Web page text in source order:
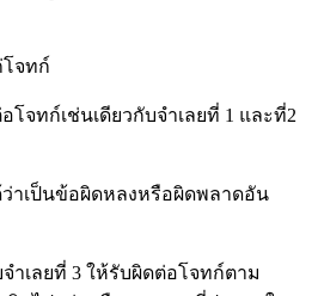
โจทก์
จทก์เช่นเดียวกับจำเลยที่ 1 และที่2
ว่าเป็นข้อผิดหลงหรือผิดพลาดอัน
ำเลยที่ 3 ให้รับผิดต่อโจทก์ตาม